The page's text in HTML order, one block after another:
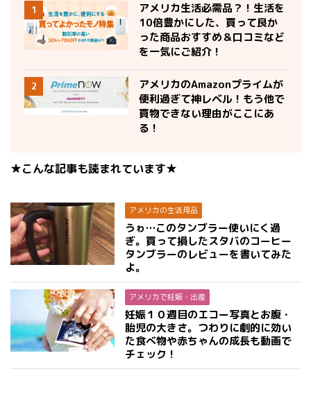
1
アメリカ生活必需品？！生活を
10倍豊かにした、買って良か
った商品おすすめ＆口コミなど
を一気にご紹介！
2
アメリカのAmazonプライムが
便利過ぎて神レベル！もう他で
買物できない理由がここにあ
る！
★こんな記事も読まれています★
アメリカの生活用品
うゎ…このタンブラー使いにく過
ぎ。買って損したスタバのコーヒー
タンブラーのレビューを書いてみた
よ。
アメリカで妊娠・出産
妊娠１０週目のエコー写真とお腹・
胎児の大きさ。つわりに劇的に効い
た食べ物や赤ちゃんの成長も動画で
チェック！